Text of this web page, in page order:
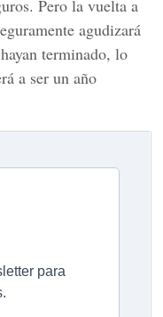
Pero la vuelta a
agudizará
terminado, lo
a ser un año